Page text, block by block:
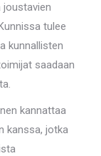
tulee
kunnallisten
saadaan
kannattaa
kanssa, jotka